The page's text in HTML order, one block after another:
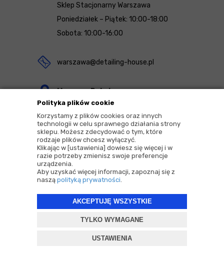
Polityka plików cookie
Korzystamy z plików cookies oraz innych
technologii w celu sprawnego działania strony
sklepu. Możesz zdecydować o tym, które
rodzaje plików chcesz wyłączyć.
Klikając w [ustawienia] dowiesz się więcej i w
razie potrzeby zmienisz swoje preferencje
urządzenia.
Aby uzyskać więcej informacji, zapoznaj się z
naszą polityką prywatności.
AKCEPTUJĘ WSZYSTKIE
TYLKO WYMAGANE
USTAWIENIA
Sklep Stacjonarny Warszawa
Poniedziałek – Piątek: 10:00-18:00
Sobota: 10:00-16:00
warszawa@detailing-house.pl
Magazyn Rekcin
Nomos Sp. z o.o. sp.k.
ul. Agrestowa 1
83-010 Rekcin
2026 © Copyrights by |Detailing House